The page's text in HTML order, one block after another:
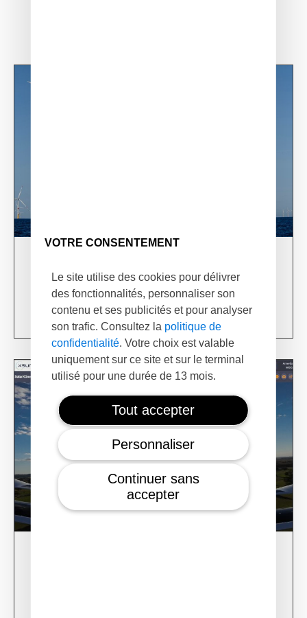
VOTRE CONSENTEMENT
Le site utilise des cookies pour délivrer
des fonctionnalités, personnaliser son
contenu et ses publicités et pour analyser
son trafic. Consultez la politique de
confidentialité. Votre choix est valable
uniquement sur ce site et sur le terminal
utilisé pour une durée de 13 mois.
Tout accepter
Personnaliser
Continuer sans
accepter
XSun & TotalEnergies on prospection mission in
USA
Learn more